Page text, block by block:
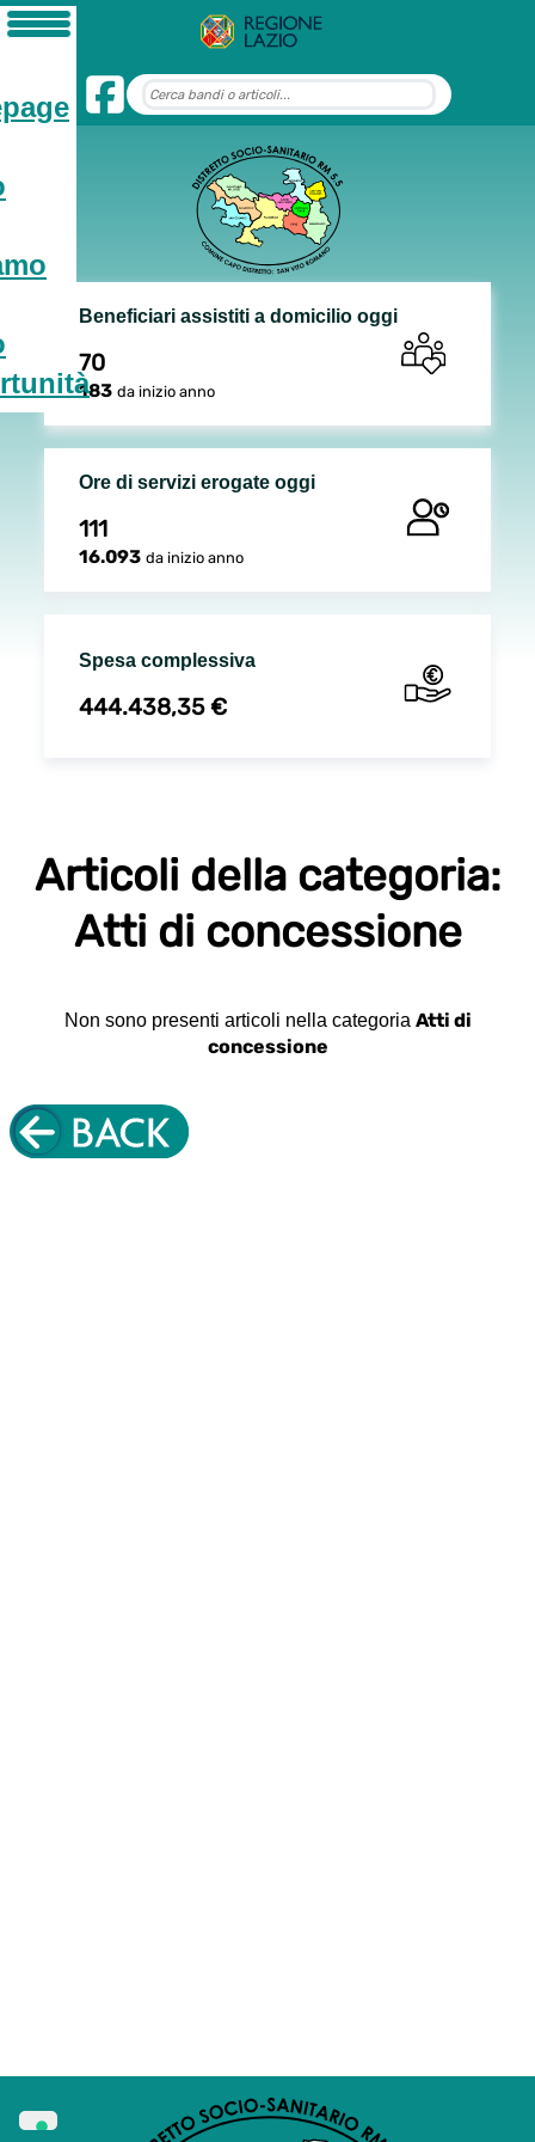
Beneficiari assistiti a domicilio oggi
70
183 da inizio anno
Ore di servizi erogate oggi
111
16.093 da inizio anno
Spesa complessiva
444.438,35 €
Articoli della categoria:
Atti di concessione
Non sono presenti articoli nella categoria Atti di
concessione